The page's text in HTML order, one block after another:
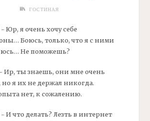
ГОСТИНАЯ
- Юр, я очень хочу себе
Боюсь, только, что я с ними
Не поможешь?
- Ир, ты знаешь, они мне очень
но я их не держал никогда.
нет, к сожалению.
И что делать? Лезть в интернет